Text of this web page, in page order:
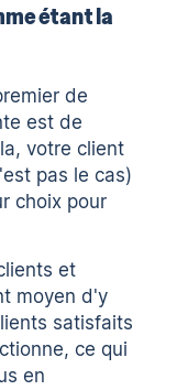
étant la
de
est de
votre client
pas le cas)
choix pour
et
moyen d'y
satisfaits
ce qui
en